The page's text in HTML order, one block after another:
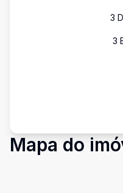
3
3
Mapa do